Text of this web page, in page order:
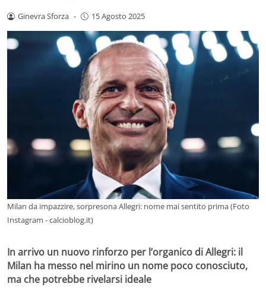
Ginevra Sforza - 15 Agosto 2025
Milan da impazzire, sorpresona Allegri: nome mai sentito prima (Foto
Instagram - calcioblog.it)
In arrivo un nuovo rinforzo per l’organico di Allegri: il
Milan ha messo nel mirino un nome poco conosciuto,
ma che potrebbe rivelarsi ideale